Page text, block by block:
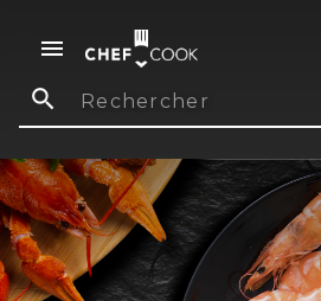

search